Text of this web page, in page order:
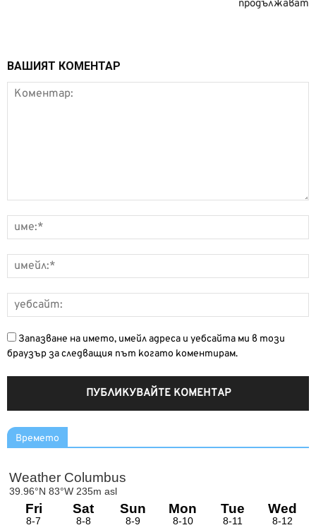
продължават
ВАШИЯТ КОМЕНТАР
Запазване на името, имейл адреса и уебсайта ми в този
браузър за следващия път когато коментирам.
Времето